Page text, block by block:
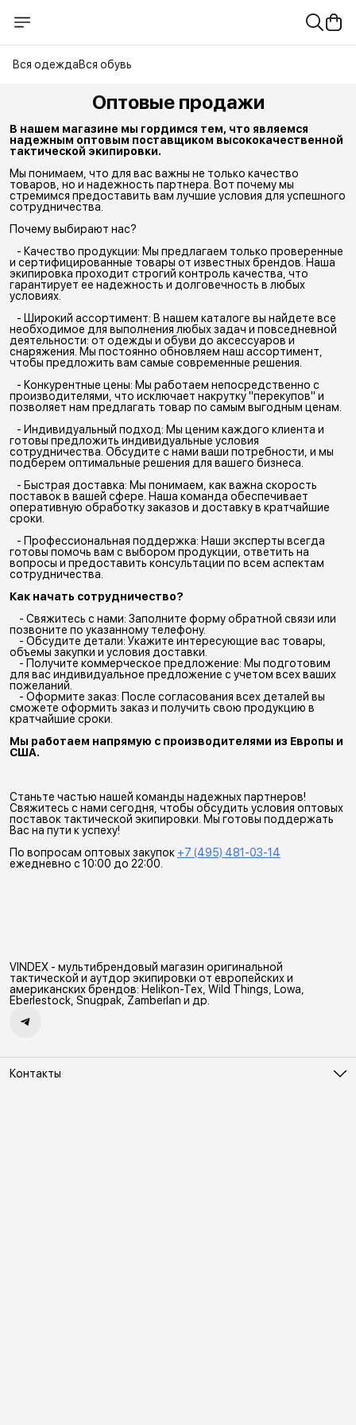
Вся одеждаВся обувь
Оптовые продажи
В нашем магазине мы гордимся тем, что являемся
надежным оптовым поставщиком высококачественной
тактической экипировки.
Мы понимаем, что для вас важны не только качество
товаров, но и надежность партнера. Вот почему мы
стремимся предоставить вам лучшие условия для успешного
сотрудничества.
Почему выбирают нас?
- Качество продукции: Мы предлагаем только проверенные
и сертифицированные товары от известных брендов. Наша
экипировка проходит строгий контроль качества, что
гарантирует ее надежность и долговечность в любых
условиях.
- Широкий ассортимент: В нашем каталоге вы найдете все
необходимое для выполнения любых задач и повседневной
деятельности: от одежды и обуви до аксессуаров и
снаряжения. Мы постоянно обновляем наш ассортимент,
чтобы предложить вам самые современные решения.
- Конкурентные цены: Мы работаем непосредственно с
производителями, что исключает накрутку "перекупов" и
позволяет нам предлагать товар по самым выгодным ценам.
- Индивидуальный подход: Мы ценим каждого клиента и
готовы предложить индивидуальные условия
сотрудничества. Обсудите с нами ваши потребности, и мы
подберем оптимальные решения для вашего бизнеса.
- Быстрая доставка: Мы понимаем, как важна скорость
поставок в вашей сфере. Наша команда обеспечивает
оперативную обработку заказов и доставку в кратчайшие
сроки.
- Профессиональная поддержка: Наши эксперты всегда
готовы помочь вам с выбором продукции, ответить на
вопросы и предоставить консультации по всем аспектам
сотрудничества.
Как начать сотрудничество?
- Свяжитесь с нами: Заполните форму обратной связи или
позвоните по указанному телефону.
- Обсудите детали: Укажите интересующие вас товары,
объемы закупки и условия доставки.
- Получите коммерческое предложение: Мы подготовим
для вас индивидуальное предложение с учетом всех ваших
пожеланий.
- Оформите заказ: После согласования всех деталей вы
сможете оформить заказ и получить свою продукцию в
кратчайшие сроки.
Мы работаем напрямую с производителями из Европы и
США.
Станьте частью нашей команды надежных партнеров!
Свяжитесь с нами сегодня, чтобы обсудить условия оптовых
поставок тактической экипировки. Мы готовы поддержать
Вас на пути к успеху!
По вопросам оптовых закупок +7 (495) 481-03-14
ежедневно c 10:00 до 22:00.
VINDEX - мультибрендовый магазин оригинальной
тактической и аутдор экипировки от европейских и
американских брендов: Helikon-Tex, Wild Things, Lowa,
Eberlestock, Snugpak, Zamberlan и др.
Контакты